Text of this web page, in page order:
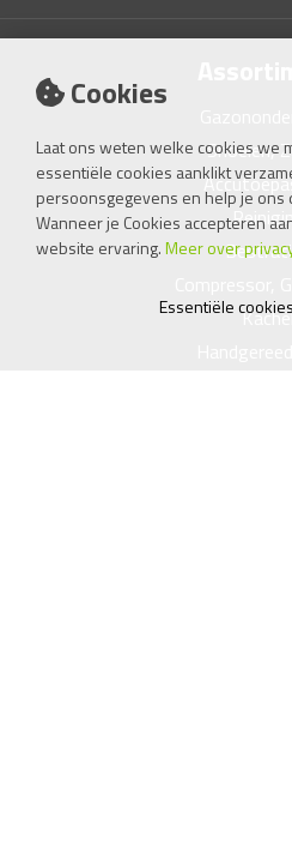
Cookies
Laat ons weten welke cookies we
essentiële cookies aanklikt
persoonsgegevens en help je ons
Wanneer je Cookies accepteren
website ervaring.Meer over
Essentiële cookies
Snoeien,
Compressor,
Kachel